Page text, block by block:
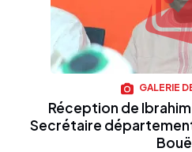
GALERIE
Réception de
Secrétaire